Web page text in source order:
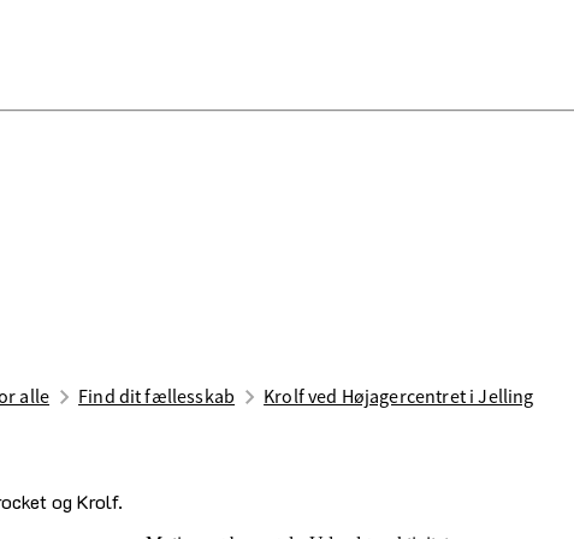
alle Find dit fællesskab Krolf ved Højagercentret i Jelling
og Krolf.